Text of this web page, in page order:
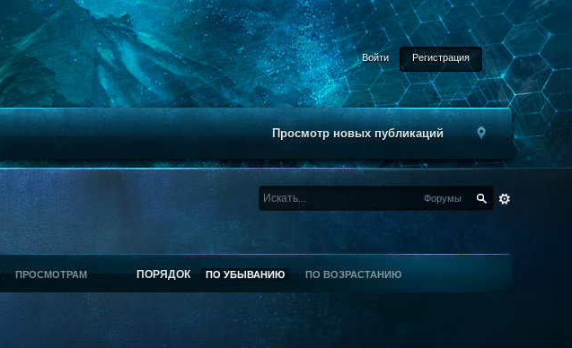
Войти Регистрация
Просмотр новых публикаций
Форумы
ПРОСМОТРАМ ПОРЯДОК ПО УБЫВАНИЮ ПО ВОЗРАСТАНИЮ